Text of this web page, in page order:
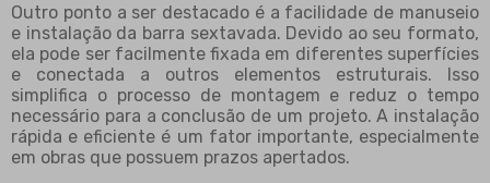
Outro ponto a ser destacado é a facilidade de manuseio
e instalação da barra sextavada. Devido ao seu formato,
ela pode ser facilmente fixada em diferentes superfícies
e conectada a outros elementos estruturais. Isso
simplifica o processo de montagem e reduz o tempo
necessário para a conclusão de um projeto. A instalação
rápida e eficiente é um fator importante, especialmente
em obras que possuem prazos apertados.